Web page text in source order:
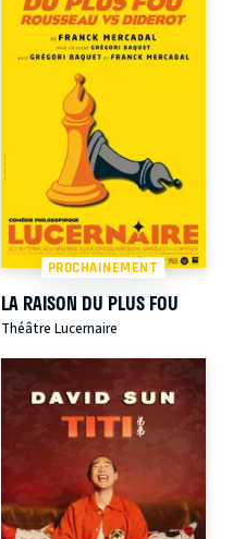
PROCHAINEMENT
LA RAISON DU PLUS FOU
Théâtre Lucernaire